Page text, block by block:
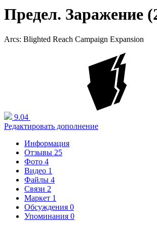
Предел. Заражение
Arcs: Blighted Reach Campaign Expansion
9.04
Редактировать дополнение
Информация
Отзывы 25
Фото 4
Видео 1
Файлы 4
Связи 2
Маркет 1
Обсуждения 0
Упоминания 0